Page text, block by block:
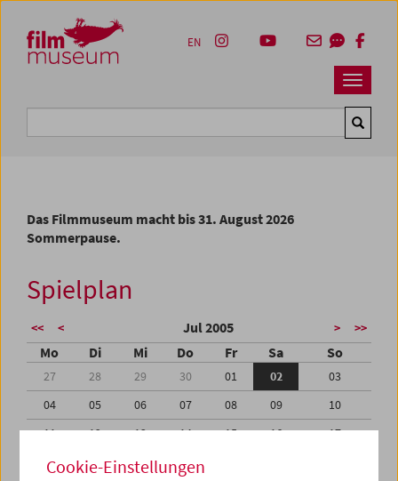
Zum Inhalt
Zum Hauptmenü
Zur Servicenavigation
Zum Suche
Navbar
EN
Das Filmmuseum macht bis 31. August 2026
Sommerpause.
Spielplan
<< < Jul 2005 > >>
Mo Di Mi Do Fr Sa So
27 28 29 30 01 02
03
04
05 06 07 08 09
10
11
12 13 14 15 16
17
18
19 20 21
Cookie-Einstellungen